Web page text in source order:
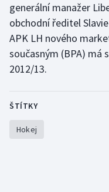
Stolní tenis
Triatlon
Veslování
Volejbal
generální manažer
obchodní ředitel
APK LH nového
současným (BPA) má
2012/13.
ŠTÍTKY
Hokej